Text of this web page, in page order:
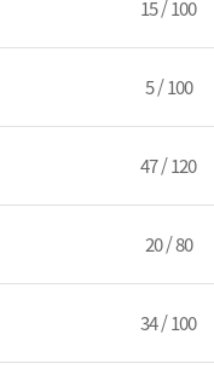
15 / 100
5 / 100
47 / 120
20 / 80
34 / 100